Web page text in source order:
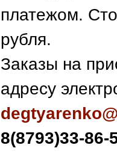
платежом.
рубля.
Заказы на
адресу
8(8793)33-86-